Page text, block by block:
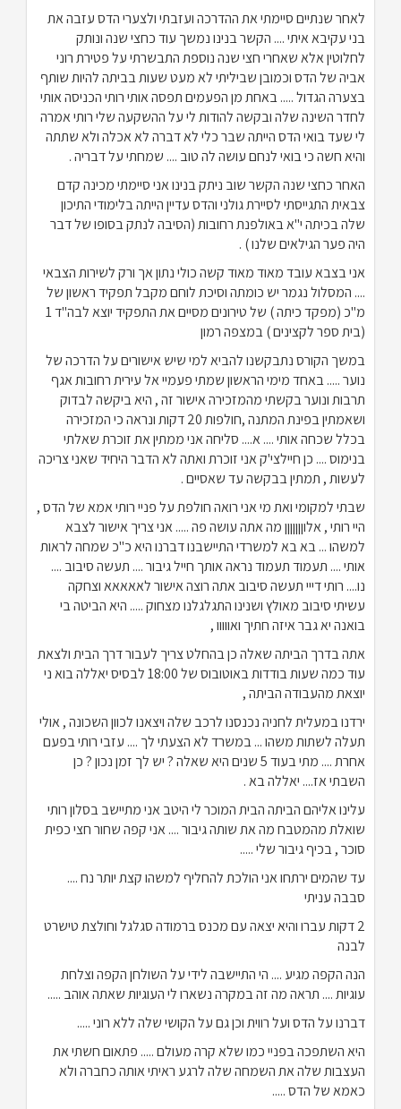
לאחר שנתיים סיימתי את ההדרכה ועזבתי ולצערי הדס עזבה את
בני עקיבא איתי .... הקשר בנינו נמשך עוד כחצי שנה ונותק
לחלוטין אלא שאחרי חצי שנה נוספת התבשרתי על פטירת רוני
אביה של הדס וכמובן שביליתי לא מעט שעות בביתה להיות שותף
בצערה הגדול ..... באחת מן הפעמים תפסה אותי רותי הכניסה אותי
לחדר השינה שלה ובקשה להודות לי על ההשקעה שלי רותי אמרה
לי שעד בואי הדס הייתה שבר כלי לא דברה לא אכלה ולא שתתה
והיא חשה כי בואי לנחם עושה לה טוב .... שמחתי על דבריה .
האחר כחצי שנה הקשר שוב ניתק בנינו אני סיימתי מכינה קדם
צבאית התגייסתי לסיירת גולני והדס עדיין הייתה בלימודי התיכון
שלה בכיתה י"א באולפנת רחובות (הסיבה לנתק בסופו של דבר
היה פער הגילאים שלנו ) .
אני בצבא עובד מאוד מאוד קשה כולי נתון אך ורק לשירות הצבאי
.... המסלול נגמר יש כומתה וסיכת לוחם מקבל תפקיד ראשון של
מ"כ (מפקד כיתה ) של טירונים מסיים את התפקיד יוצא לבה"ד 1
(בית ספר לקצינים ) במצפה רמון
במשך הקורס נתבקשנו להביא למי שיש אישורים על הדרכה של
נוער ..... באחד מימי הראשון שמתי פעמיי אל עירית רחובות אגף
תרבות ונוער בקשתי מהמזכירה אישור זה , היא ביקשה לבדוק
ושאמתין בפינת המתנה ,חולפות 20 דקות ונראה כי המזכירה
בכלל שכחה אותי .... א.... סליחה אני ממתין את זוכרת שאלתי
בנימוס .... כן חיילצי'ק אני זוכרת ואתה לא הדבר היחיד שאני צריכה
לעשות , תמתין בבקשה עד שאסיים .
שבתי למקומי ואת מי אני רואה חולפת על פניי רותי אמא של הדס ,
היי רותי , אלוןןןןןןן מה אתה עושה פה ..... אני צריך אישור לצבא
למשהו ... בא בא למשרדי התיישבנו דברנו היא כ"כ שמחה לראות
אותי .... תעמוד תעמוד נראה אותך חייל גיבור .... תעשה סיבוב ....
נו.... רותי דייי תעשה סיבוב אתה רוצה אישור לאאאאא וצחקה
עשיתי סיבוב מאולץ ושנינו התגלגלנו מצחוק ..... היא הביטה בי
בואנה יא גבר איזה חתיך ואווווו ,
אתה בדרך הביתה שאלה כן בהחלט צריך לעבור דרך הבית ולצאת
עוד כמה שעות בודדות באוטובוס של 18:00 לבסיס יאללה בוא ני
יוצאת מהעבודה הביתה ,
ירדנו במעלית לחניה נכנסנו לרכב שלה ויצאנו לכוון השכונה , אולי
תעלה לשתות משהו ... במשרד לא הצעתי לך .... עזבי רותי בפעם
אחרת .... מתי בעוד 5 שנים היא שאלה ? יש לך זמן נכון ? כן
השבתי אז.... יאללה בא .
עלינו אליהם הביתה הבית המוכר לי היטב אני מתיישב בסלון רותי
שואלת מהמטבח מה את שותה גיבור .... אני קפה שחור חצי כפית
סוכר , בכיף גיבור שלי .....
עד שהמים ירתחו אני הולכת להחליף למשהו קצת יותר נח ....
סבבה עניתי
2 דקות עברו והיא יצאה עם מכנס ברמודה סגלגל וחולצת טישרט
לבנה
הנה הקפה מגיע .... הי התיישבה לידי על השולחן הקפה וצלחת
עוגיות .... תראה מה זה במקרה נשארו לי העוגיות שאתה אוהב .....
דברנו על הדס ועל רווית וכן גם על הקושי שלה ללא רוני .....
היא השתפכה בפניי כמו שלא קרה מעולם ..... פתאום חשתי את
העצבות שלה את השמחה שלה לרגע ראיתי אותה כחברה ולא
כאמא של הדס .....